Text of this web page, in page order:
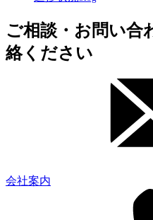
ご相談・お問い合
絡ください
会社案内